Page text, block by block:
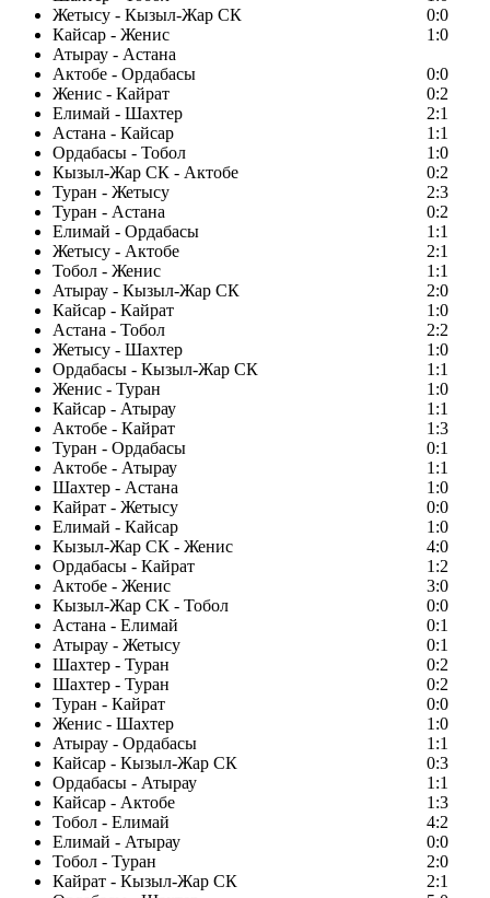
Жетысу - Кызыл-Жар СК
0:0
Кайсар - Женис
1:0
Атырау - Астана
Актобе - Ордабасы
0:0
Женис - Кайрат
0:2
Елимай - Шахтер
2:1
Астана - Кайсар
1:1
Ордабасы - Тобол
1:0
Кызыл-Жар СК - Актобе
0:2
Туран - Жетысу
2:3
Туран - Астана
0:2
Елимай - Ордабасы
1:1
Жетысу - Актобе
2:1
Тобол - Женис
1:1
Атырау - Кызыл-Жар СК
2:0
Кайсар - Кайрат
1:0
Астана - Тобол
2:2
Жетысу - Шахтер
1:0
Ордабасы - Кызыл-Жар СК
1:1
Женис - Туран
1:0
Кайсар - Атырау
1:1
Актобе - Кайрат
1:3
Туран - Ордабасы
0:1
Актобе - Атырау
1:1
Шахтер - Астана
1:0
Кайрат - Жетысу
0:0
Елимай - Кайсар
1:0
Кызыл-Жар СК - Женис
4:0
Ордабасы - Кайрат
1:2
Актобе - Женис
3:0
Кызыл-Жар СК - Тобол
0:0
Астана - Елимай
0:1
Атырау - Жетысу
0:1
Шахтер - Туран
0:2
Шахтер - Туран
0:2
Туран - Кайрат
0:0
Женис - Шахтер
1:0
Атырау - Ордабасы
1:1
Кайсар - Кызыл-Жар СК
0:3
Ордабасы - Атырау
1:1
Кайсар - Актобе
1:3
Тобол - Елимай
4:2
Елимай - Атырау
0:0
Тобол - Туран
2:0
Кайрат - Кызыл-Жар СК
2:1